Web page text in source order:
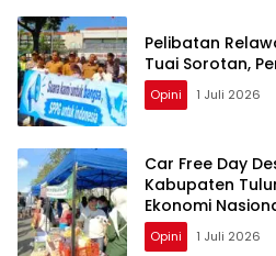
Pelibatan
Tuai Sorotan,
Opini 1 Juli 2026
Car Free Day
Kabupaten
Ekonomi
Opini 1 Juli 2026